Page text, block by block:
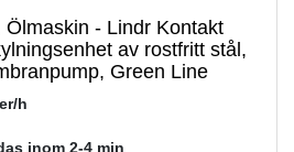
- Lindr Kontakt
av rostfritt stål,
Green Line
h
inom 2-4 min